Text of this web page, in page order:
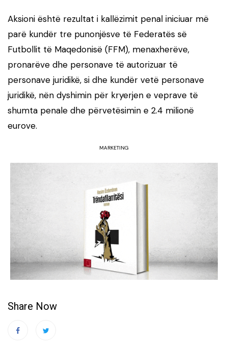
Aksioni është rezultat i kallëzimit penal iniciuar më
parë kundër tre punonjësve të Federatës së
Futbollit të Maqedonisë (FFM), menaxherëve,
pronarëve dhe personave të autorizuar të
personave juridikë, si dhe kundër vetë personave
juridikë, nën dyshimin për kryerjen e veprave të
shumta penale dhe përvetësimin e 2.4 milionë
eurove.
MARKETING
Share Now